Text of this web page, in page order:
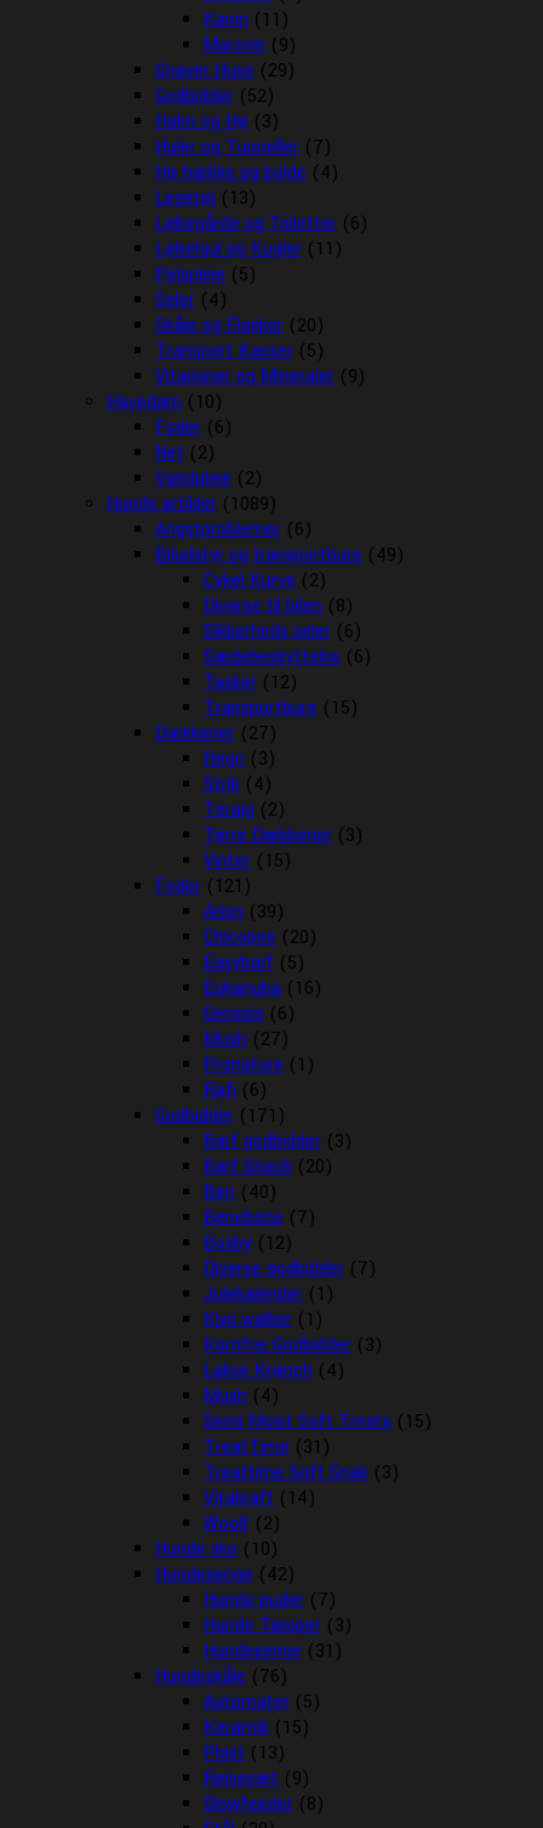
Kanin (11)
Marsvin (9)
Gnaver Huse (29)
Godbidder (52)
Halm og Hø (3)
Huler og Tunneller (7)
Hø hække og bolde (4)
Legetøj (13)
Løbegårde og Toiletter (6)
Løbehjul og Kugler (11)
Pelspleje (5)
Seler (4)
Skåle og Flasker (20)
Transport Kasser (5)
Vitaminer og Mineraler (9)
Havedam (10)
Foder (6)
Net (2)
Vandpleje (2)
Hunde artikler (1089)
Angstproblemer (6)
Biludstyr og transportbure (49)
Cykel Kurve (2)
Diverse til bilen (8)
Sikkerheds seler (6)
Sædebeskyttelse (6)
Tasker (12)
Transportbure (15)
Dækkener (27)
Regn (3)
Strik (4)
Terapi (2)
Tørre Dækkener (3)
Vinter (15)
Foder (121)
Arion (39)
Chicopee (20)
Easybarf (5)
Eukanuba (16)
Genesis (6)
Mush (27)
Pronature (1)
Rafi (6)
Godbidder (171)
Barf godbidder (3)
Barf Snack (20)
Ben (40)
Benebone (7)
Boxby (12)
Diverse godbidder (7)
Julekalender (1)
Kiwi walker (1)
Kornfrie Godbidder (3)
Lakse Krønch (4)
Mush (4)
Semi Moist Soft Treats (15)
TreatTime (31)
Treattime Soft Snak (3)
Vitakraft (14)
Woolf (2)
Hunde sko (10)
Hundesenge (42)
Hunde puder (7)
Hunde Tæpper (3)
Hundesenge (31)
Hundeskåle (76)
Automater (5)
Keramik (15)
Plast (13)
Rejsesæt (9)
Slowfeeder (8)